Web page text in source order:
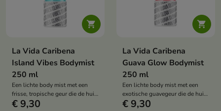

La Vida Caribena
Island Vibes Bodymist
250 ml
Een lichte body mist met een
frisse, tropische geur die de huid
verfrist en een subtiel, zomers
€ 9,30

La Vida Caribena
Guava Glow Bodymist
250 ml
Een lichte body mist met een
exotische guavegeur die de huid
verfrist en de hele dag een
€ 9,30